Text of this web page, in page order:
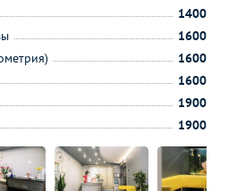
1400
1600
1600
1600
1900
1900